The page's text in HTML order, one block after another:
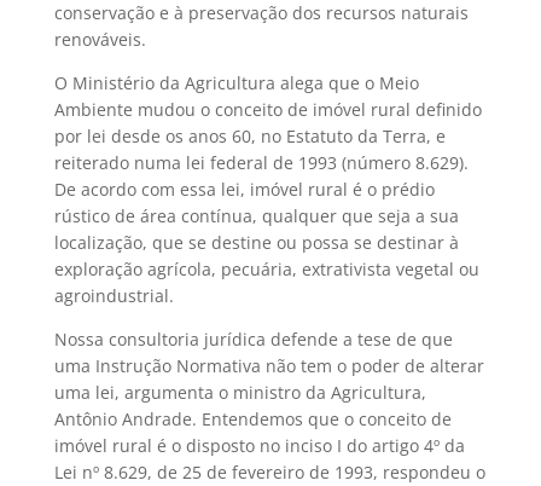
conservação e à preservação dos recursos naturais
renováveis.
O Ministério da Agricultura alega que o Meio
Ambiente mudou o conceito de imóvel rural definido
por lei desde os anos 60, no Estatuto da Terra, e
reiterado numa lei federal de 1993 (número 8.629).
De acordo com essa lei, imóvel rural é o prédio
rústico de área contínua, qualquer que seja a sua
localização, que se destine ou possa se destinar à
exploração agrícola, pecuária, extrativista vegetal ou
agroindustrial.
Nossa consultoria jurídica defende a tese de que
uma Instrução Normativa não tem o poder de alterar
uma lei, argumenta o ministro da Agricultura,
Antônio Andrade. Entendemos que o conceito de
imóvel rural é o disposto no inciso I do artigo 4º da
Lei nº 8.629, de 25 de fevereiro de 1993, respondeu o